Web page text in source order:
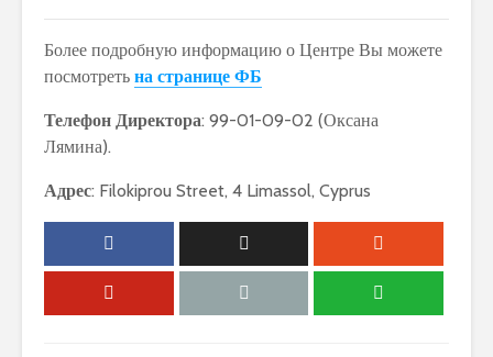
Более подробную информацию о Центре Вы можете
посмотреть на странице ФБ
Телефон Директора: 99-01-09-02 (Оксана
Лямина).
Адрес: Filokiprou Street, 4 Limassol, Cyprus